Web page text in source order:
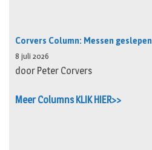
Corvers Column: Messen geslepen
8 juli 2026
door Peter Corvers
Meer Columns KLIK HIER>>